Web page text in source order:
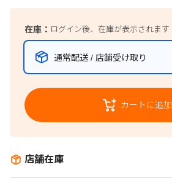
在庫： ログイン後、在庫が表示されます
通常配送 / 店舗受け取り
カートに追加
店舗在庫